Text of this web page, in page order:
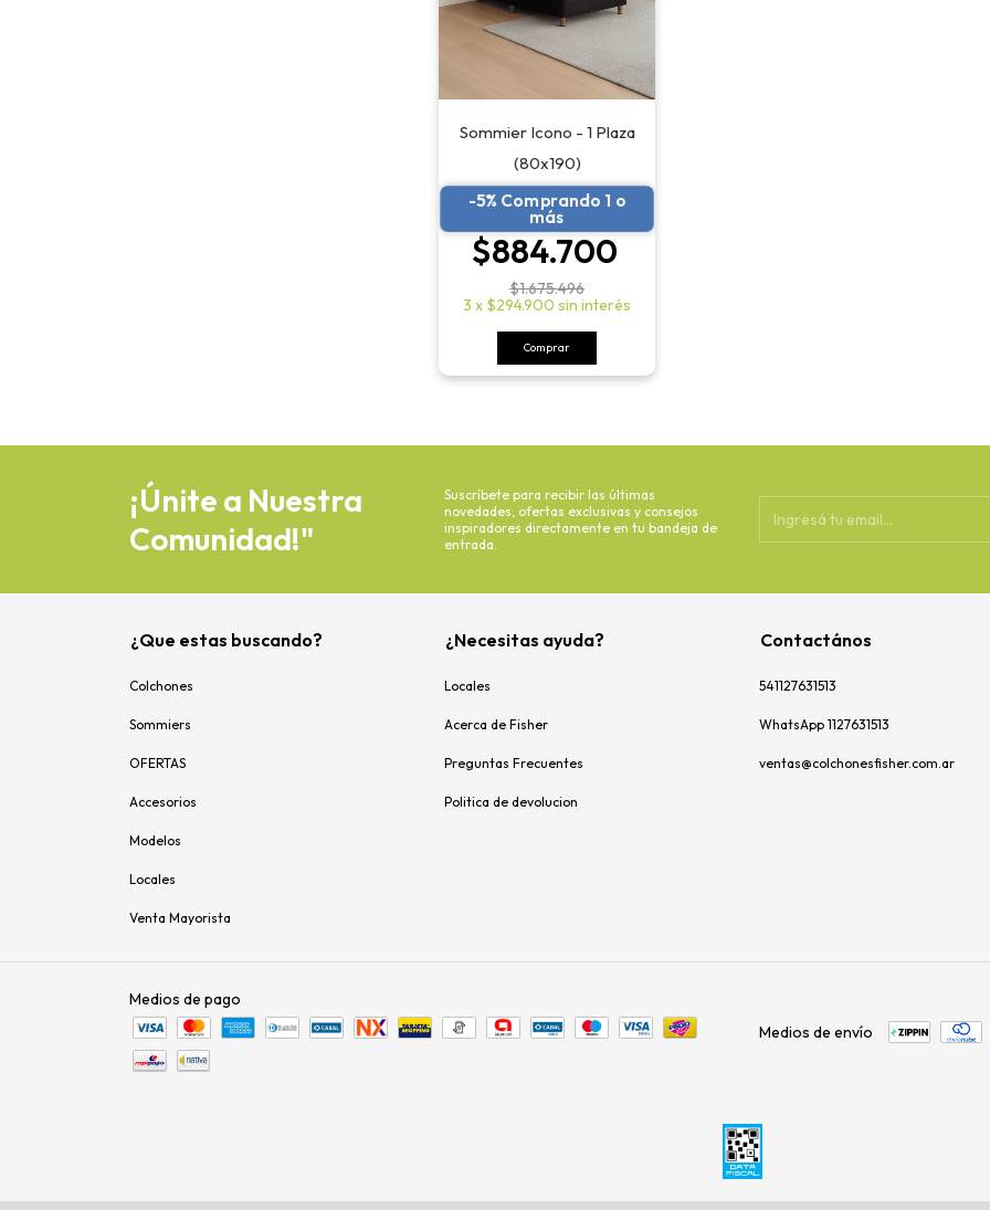
Sommier Icono - 1 Plaza
(80x190)
-5% Comprando 1 o
más
$884.700
$1.675.496
3 x $294.900 sin interés
Comprar
¡Únite a Nuestra
Comunidad!"
Suscríbete para recibir las últimas
novedades, ofertas exclusivas y consejos
inspiradores directamente en tu bandeja de
entrada.
¿Que estas buscando?
Colchones
Sommiers
OFERTAS
Accesorios
Modelos
Locales
Venta Mayorista
¿Necesitas ayuda?
Locales
Acerca de Fisher
Preguntas Frecuentes
Politica de devolucion
Contactános
541127631513
WhatsApp 1127631513
ventas@colchonesfisher.com.ar
Medios de pago
Medios de envío